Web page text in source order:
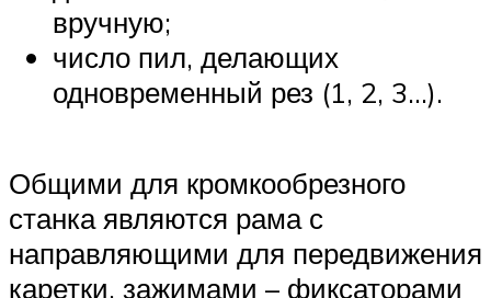
вручную;
число пил, делающих
одновременный рез (1, 2, 3…).
Общими для кромкообрезного
станка являются рама с
направляющими для передвижения
каретки, зажимами – фиксаторами